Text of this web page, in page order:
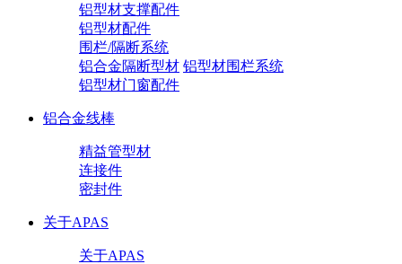
铝型材支撑配件
铝型材配件
围栏/隔断系统
铝合金隔断型材 铝型材围栏系统
铝型材门窗配件
铝合金线棒
精益管型材
连接件
密封件
关于APAS
关于APAS